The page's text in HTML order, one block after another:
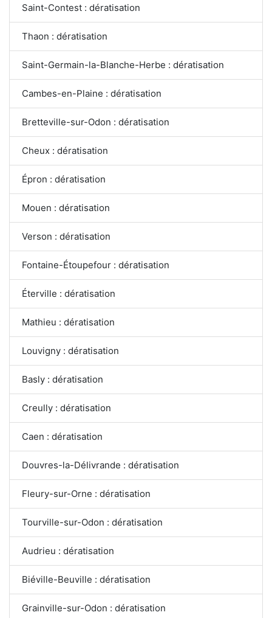
Saint-Contest : dératisation
Thaon : dératisation
Saint-Germain-la-Blanche-Herbe : dératisation
Cambes-en-Plaine : dératisation
Bretteville-sur-Odon : dératisation
Cheux : dératisation
Épron : dératisation
Mouen : dératisation
Verson : dératisation
Fontaine-Étoupefour : dératisation
Éterville : dératisation
Mathieu : dératisation
Louvigny : dératisation
Basly : dératisation
Creully : dératisation
Caen : dératisation
Douvres-la-Délivrande : dératisation
Fleury-sur-Orne : dératisation
Tourville-sur-Odon : dératisation
Audrieu : dératisation
Biéville-Beuville : dératisation
Grainville-sur-Odon : dératisation